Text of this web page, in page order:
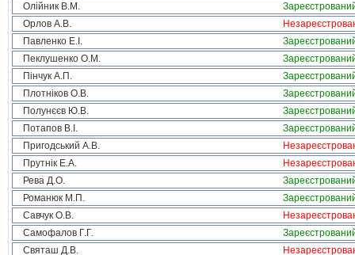
Олійник В.М.
Орлов А.В.
Павленко Е.І.
Пеклушенко О.М.
Пінчук А.П.
Плотніков О.В.
Полунєєв Ю.В.
Потапов В.І.
Пригодський А.В.
Прутнік Е.А.
Рева Д.О.
Романюк М.П.
Савчук О.В.
Самофалов Г.Г.
Святаш Д.В.